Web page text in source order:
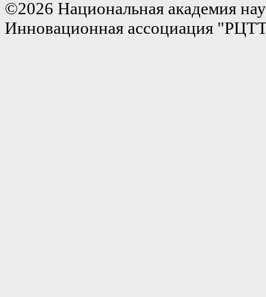
©2026 Национальная академия
Инновационная ассоциация